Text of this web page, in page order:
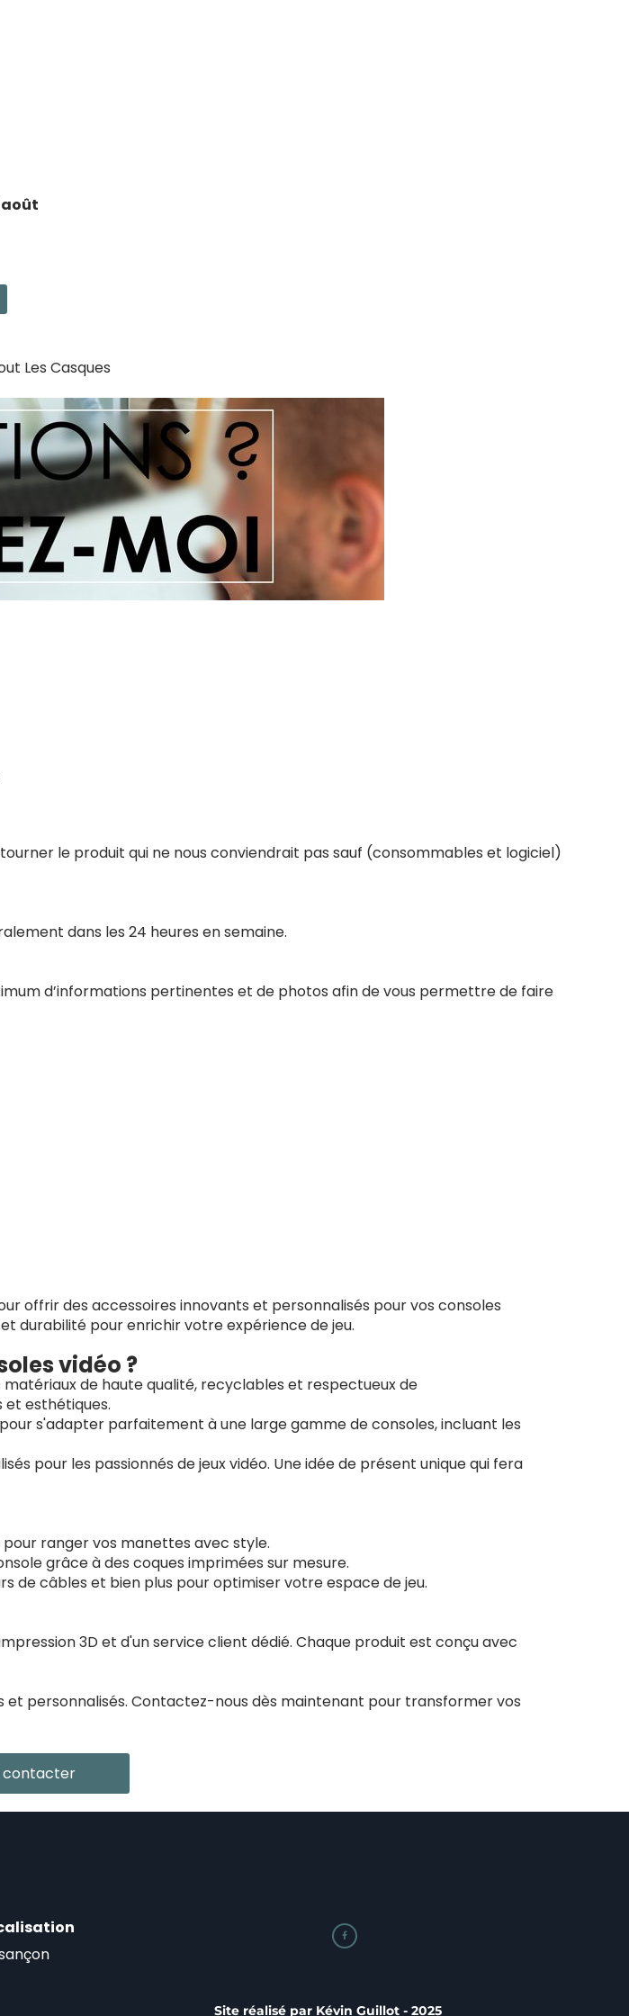

Site réalisé par Kévin Guillot - 2025
août
Les Casques
le produit qui ne nous conviendrait pas sauf (consommables et logiciel)
dans les 24 heures en semaine.
d’informations pertinentes et de photos afin de vous permettre de faire
offrir des accessoires innovants et personnalisés pour vos consoles
durabilité pour enrichir votre expérience de jeu.
vidéo ?
matériaux de haute qualité, recyclables et respectueux de
et esthétiques.
s'adapter parfaitement à une large gamme de consoles, incluant les
pour les passionnés de jeux vidéo. Une idée de présent unique qui fera
ranger vos manettes avec style.
grâce à des coques imprimées sur mesure.
de câbles et bien plus pour optimiser votre espace de jeu.
3D et d'un service client dédié. Chaque produit est conçu avec
et personnalisés. Contactez-nous dès maintenant pour transformer vos
contacter